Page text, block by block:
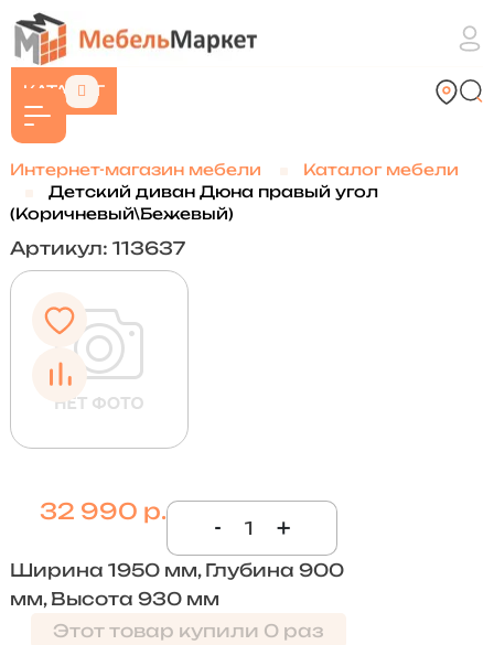
КАТАЛОГ
Интернет-магазин мебели
Каталог мебели
Детский диван Дюна правый угол
(Коричневый\Бежевый)
Артикул: 113637
32 990 р.
- +
Ширина 1950 мм, Глубина 900
мм, Высота 930 мм
Этот товар купили 0 раз